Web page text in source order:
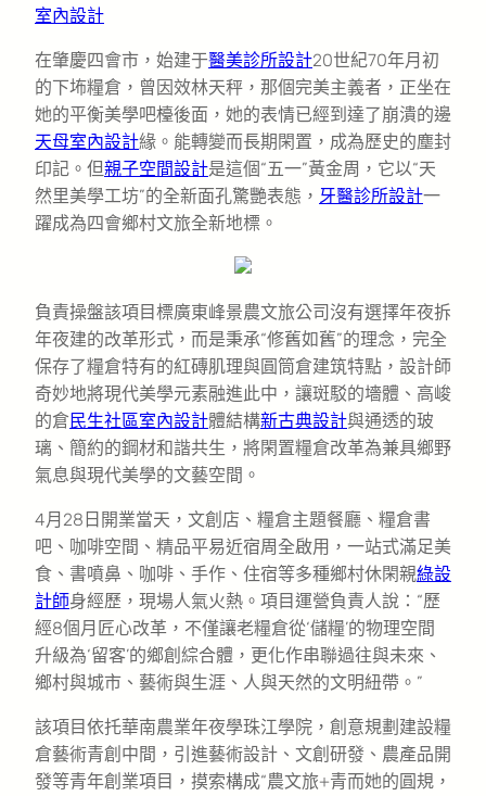
室內設計
在肇慶四會市，始建于醫美診所設計20世紀70年月初
的下㘵糧倉，曾因效林天秤，那個完美主義者，正坐在
她的平衡美學吧檯後面，她的表情已經到達了崩潰的邊
天母室內設計緣。能轉變而長期閑置，成為歷史的塵封
印記。但親子空間設計是這個“五一”黃金周，它以“天
然里美學工坊”的全新面孔驚艷表態， 牙醫診所設計一
躍成為四會鄉村文旅全新地標。
負責操盤該項目標廣東峰景農文旅公司沒有選擇年夜拆
年夜建的改革形式，而是秉承“修舊如舊”的理念，完全
保存了糧倉特有的紅磚肌理與圓筒倉建筑特點，設計師
奇妙地將現代美學元素融進此中，讓斑駁的墻體、高峻
的倉 民生社區室內設計體結構新古典設計與通透的玻
璃、簡約的鋼材和諧共生，將閑置糧倉改革為兼具鄉野
氣息與現代美學的文藝空間。
4月28日開業當天，文創店、糧倉主題餐廳、糧倉書
吧、咖啡空間、精品平易近宿周全啟用，一站式滿足美
食、書噴鼻、咖啡、手作、住宿等多種鄉村休閑親綠設
計師身經歷，現場人氣火熱。項目運營負責人說：“歷
經8個月匠心改革，不僅讓老糧倉從‘儲糧’的物理空間
升級為‘留客’的鄉創綜合體，更化作串聯過往與未來、
鄉村與城市、藝術與生涯、人與天然的文明紐帶。”
該項目依托華南農業年夜學珠江學院，創意規劃建設糧
倉藝術青創中間，引進藝術設計、文創研發、農產品開
發等青年創業項目，摸索構成“農文旅+青而她的圓規，